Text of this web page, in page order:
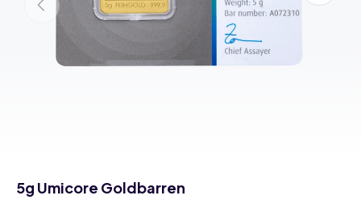
5g Umicore Goldbarren